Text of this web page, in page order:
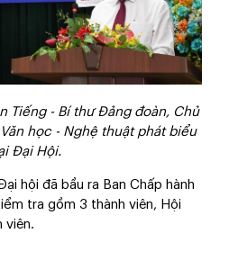
Tiếng - Bí thư Đảng đoàn, Chủ
học - Nghệ thuật phát biểu
Đại Hội.
hội đã bầu ra Ban Chấp hành
tra gồm 3 thành viên, Hội
viên.